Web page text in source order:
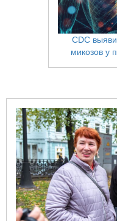
CDC
микозов у